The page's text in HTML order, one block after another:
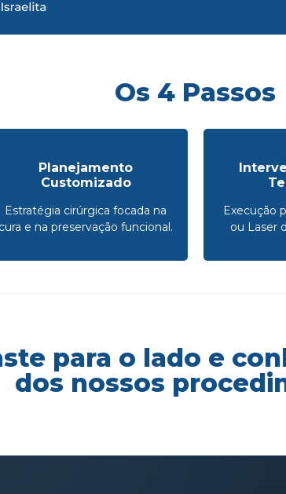
Os 4 Passos
Planejamento
Customizado
Estratégia cirúrgica focada na
cura e na preservação funcional.
Execução
ou Laser
para o lado e
dos nossos